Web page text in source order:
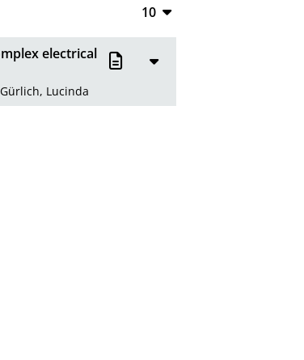
10
10
20
50
electrical
Gürlich, Lucinda